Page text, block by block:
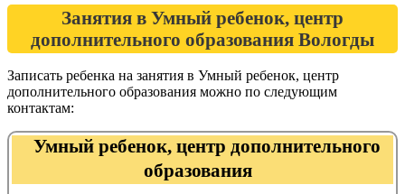
Занятия в Умный ребенок, центр
дополнительного образования Вологды
Записать ребенка на занятия в Умный ребенок, центр
дополнительного образования можно по следующим
контактам:
Умный ребенок, центр дополнительного
образования